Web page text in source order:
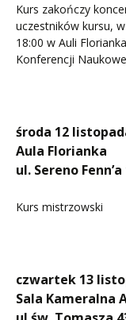
Kurs zakończy
uczestników kursu,
18:00 w Auli
Konferencji
środa 12
Aula Florianka
ul. Sereno Fenn’a
Kurs mistrzowski
czwartek 13
Sala Kameralna